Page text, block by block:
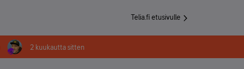
Telia.fi etusivulle
2 kuukautta sitten